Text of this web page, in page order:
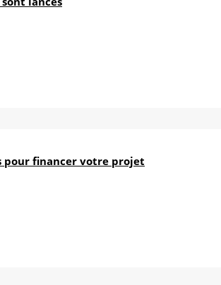
pour financer votre projet